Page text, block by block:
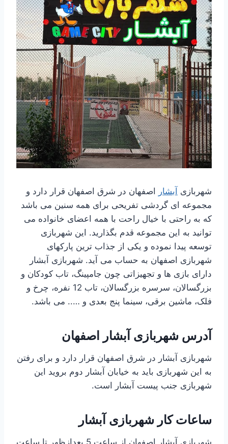
شهربازی آبشار اصفهان در شرق اصفهان قرار دارد و
مجموعه ای گردشی تفریحی برای همه سنین می باشد
که به راحتی با خیال راحت با همه اعضای خانواده می
توانید به این مجموعه قدم بگذارید. این شهربازی
توسعه پیدا نموده و یکی از جذاب ترین پارکهای
شهربازی اصفهان به حساب می آید. شهربازی آبشار
دارای بازی ها و تجهیزاتی چون جامپینگ، تاب کودکان و
بزرگسالان، سرسره بزرگسالان، تاب 12 نفره، چرخ و
فلک، ماشین برقی، سینما پنج بعدی و ….. می باشد.
آدرس شهربازی آبشار اصفهان
شهربازی آبشار در شرق اصفهان قرار دارد و برای رفتن
به این شهربازی باید به خیابان آبشار دوم بروید این
شهربازی جنب پیست آبشار است.
ساعات کار شهربازی آبشار
شهربازی آبشار اصفهان از ساعت 5 بعدازظهر تا ساعت